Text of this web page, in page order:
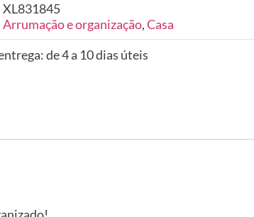
XL831845
Arrumação e organização,Casa
de 4 a 10 dias úteis